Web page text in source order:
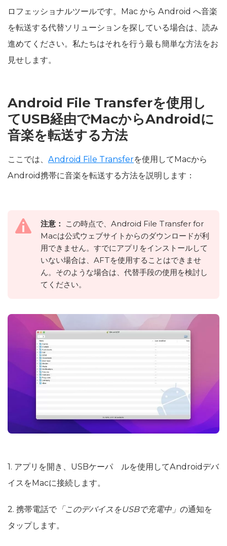
ロフェッショナルツールです。Mac から Android へ音楽
を転送する代替ソリューションを探している場合は、読み
進めてください。私たちはそれを行う最も簡単な方法をお
見せします。
Android File Transferを使用し
てUSB経由でMacからAndroidに
音楽を転送する方法
ここでは、 Android File Transferを使用してMacから
Android携帯に音楽を転送する方法を説明します：
注意：
この時点で、Android File Transfer for
Macは公式ウェブサイトからのダウンロードが利
用できません。すでにアプリをインストールして
いない場合は、AFTを使用することはできませ
ん。そのような場合は、代替手段の使用を検討し
てください。
1. アプリを開き、USBケーパ゙ルを使用してAndroidデバ
イスをMacに接続します。
2. 携帯電話で 「このデバイスをUSBで充電中」 の通知を
タップします。